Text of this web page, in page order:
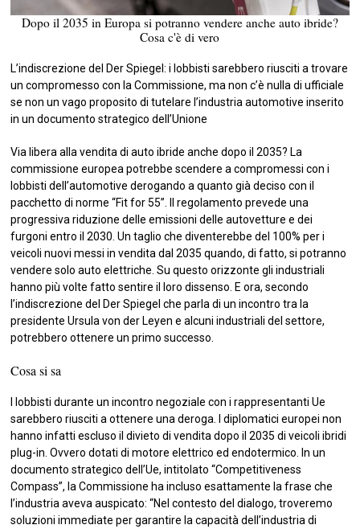
Dopo il 2035 in Europa si potranno vendere anche auto ibride?
Cosa c'è di vero
L’indiscrezione del Der Spiegel: i lobbisti sarebbero riusciti a trovare
un compromesso con la Commissione, ma non c’è nulla di ufficiale
se non un vago proposito di tutelare l’industria automotive inserito
in un documento strategico dell’Unione
Via libera alla vendita di auto ibride anche dopo il 2035? La
commissione europea potrebbe scendere a compromessi con i
lobbisti dell’automotive derogando a quanto già deciso con il
pacchetto di norme “Fit for 55”. Il regolamento prevede una
progressiva riduzione delle emissioni delle autovetture e dei
furgoni entro il 2030. Un taglio che diventerebbe del 100% per i
veicoli nuovi messi in vendita dal 2035 quando, di fatto, si potranno
vendere solo auto elettriche. Su questo orizzonte gli industriali
hanno più volte fatto sentire il loro dissenso. E ora, secondo
l’indiscrezione del Der Spiegel che parla di un incontro tra la
presidente Ursula von der Leyen e alcuni industriali del settore,
potrebbero ottenere un primo successo.
Cosa si sa
I lobbisti durante un incontro negoziale con i rappresentanti Ue
sarebbero riusciti a ottenere una deroga. I diplomatici europei non
hanno infatti escluso il divieto di vendita dopo il 2035 di veicoli ibridi
plug-in. Ovvero dotati di motore elettrico ed endotermico. In un
documento strategico dell’Ue, intitolato “Competitiveness
Compass”, la Commissione ha incluso esattamente la frase che
l’industria aveva auspicato: “Nel contesto del dialogo, troveremo
soluzioni immediate per garantire la capacità dell’industria di